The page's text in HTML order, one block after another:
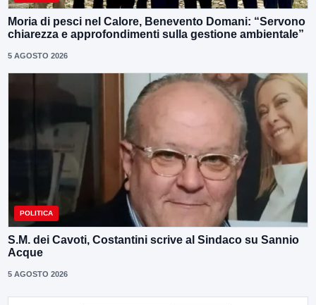
Moria di pesci nel Calore, Benevento Domani: “Servono
chiarezza e approfondimenti sulla gestione ambientale”
5 AGOSTO 2026
POLITICA
S.M. dei Cavoti, Costantini scrive al Sindaco su Sannio
Acque
5 AGOSTO 2026